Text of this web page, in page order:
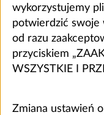
wykorzystujemy
potwierdzić swoje
od razu
przyciskiem
WSZYSTKIE I
Zmiana ustawień